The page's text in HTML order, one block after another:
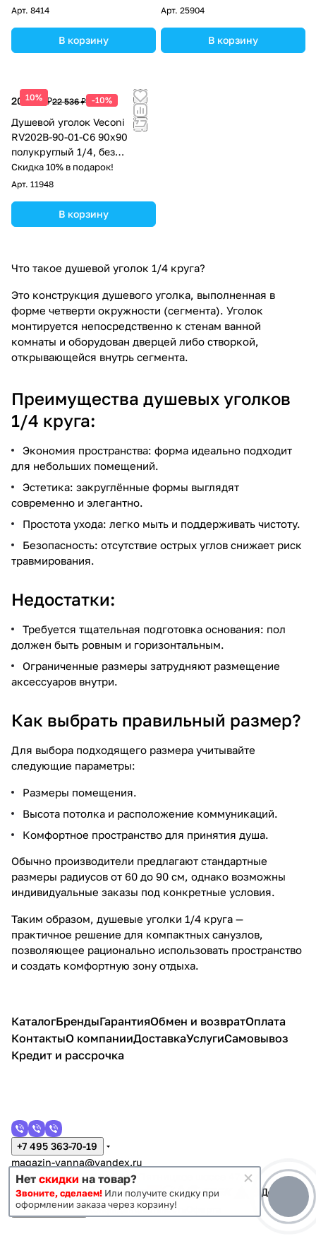
Арт. 8414
В корзину
Арт. 25904
В корзину
10%
20 282 ₽22 536 ₽ -10%
Душевой уголок Veconi
RV202B-90-01-C6 90x90
полукруглый 1/4, без
поддона, прозрачное стекло,
черный матовый
Скидка 10% в подарок!
Арт. 11948
В корзину
Что такое душевой уголок 1/4 круга?
Это конструкция душевого уголка, выполненная в
форме четверти окружности (сегмента). Уголок
монтируется непосредственно к стенам ванной
комнаты и оборудован дверцей либо створкой,
открывающейся внутрь сегмента.
Преимущества душевых уголков
1/4 круга:
Экономия пространства: форма идеально подходит
для небольших помещений.
Эстетика: закруглённые формы выглядят
современно и элегантно.
Простота ухода: легко мыть и поддерживать чистоту.
Безопасность: отсутствие острых углов снижает риск
травмирования.
Недостатки:
Требуется тщательная подготовка основания: пол
должен быть ровным и горизонтальным.
Ограниченные размеры затрудняют размещение
аксессуаров внутри.
Как выбрать правильный размер?
Для выбора подходящего размера учитывайте
следующие параметры:
Размеры помещения.
Высота потолка и расположение коммуникаций.
Комфортное пространство для принятия душа.
Обычно производители предлагают стандартные
размеры радиусов от 60 до 90 см, однако возможны
индивидуальные заказы под конкретные условия.
Таким образом, душевые уголки 1/4 круга —
практичное решение для компактных санузлов,
позволяющее рационально использовать пространство
и создать комфортную зону отдыха.
КаталогБрендыГарантияОбмен и возвратОплата
КонтактыО компанииДоставкаУслугиСамовывоз
Кредит и рассрочка
+7 495 363-70-19
magazin-vanna@yandex.ru
г. Москва, Митино, улица Пятницкое шоссе 47
Темная тема Конфиденциальность
Нет скидки на товар?
Звоните, сделаем! Или получите скидку при
оформлении заказа через корзину!